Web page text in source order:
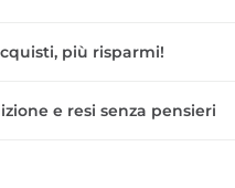
più risparmi!
e resi senza pensieri